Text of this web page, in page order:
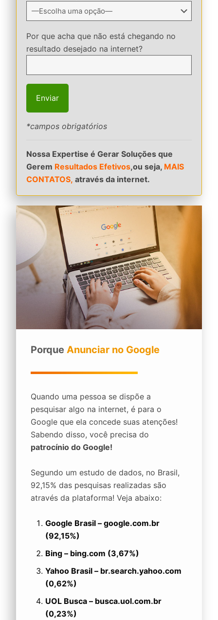
Por que acha que não está chegando no
resultado desejado na internet?
*campos obrigatórios
Nossa Expertise é Gerar Soluções que
Gerem Resultados Efetivos,ou seja, MAIS
CONTATOS, através da internet.
Porque Anunciar no Google
Quando uma pessoa se dispõe a
pesquisar algo na internet, é para o
Google que ela concede suas atenções!
Sabendo disso, você precisa do
patrocínio do Google!
Segundo um estudo de dados, no Brasil,
92,15% das pesquisas realizadas são
através da plataforma! Veja abaixo:
Google Brasil – google.com.br
(92,15%)
Bing – bing.com (3,67%)
Yahoo Brasil – br.search.yahoo.com
(0,62%)
UOL Busca – busca.uol.com.br
(0,23%)